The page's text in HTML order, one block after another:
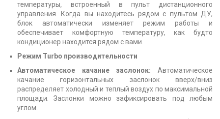
температуры, встроенный в пульт дистанционного
управления. Когда вы находитесь рядом с пультом ДУ,
блок автоматически изменяет режим работы и
обеспечивает комфортную температуру, как будто
кондиционер находится рядом с вами.
Режим Turbo производительности
Автоматическое качание заслонок: Автоматическое
качание горизонтальных заслонок вверх/вниз
распределяет холодный и теплый воздух по максимальной
площади. Заслонки можно зафиксировать под любым
углом.